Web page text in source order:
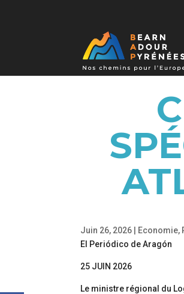
Juin 26, 2026 Economie,
El Periódico de Aragón
25 JUIN 2026
Le ministre régional du